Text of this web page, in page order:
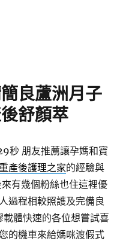
良蘆洲月子
舒顏萃
秒 朋友推薦讓孕媽和寶
產後護理之家的經驗與
有幾個粉絲也住這裡優
過程相較照護及完備良
載體快速的各位想嘗試喜
的機車來給媽咪渡假式